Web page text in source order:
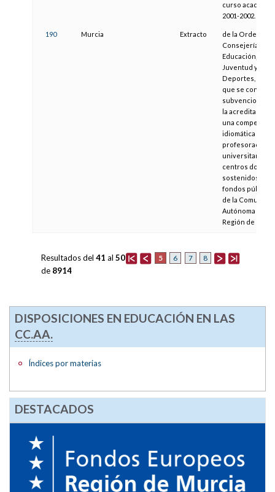
curso
2001-2002.
190 Murcia Extracto
de la Orden de
Consejería de
Educación,
Juventud y
Deportes, por la
que se
subvenciones
la acreditación
una
idiomática del
profesorado no
universitario de
centros
sostenidos con
fondos públicos
de la
Autónoma de la
Región de
5 6 7 8
Resultados del 41 al 50
de 8914
DISPOSICIONES EN EDUCACIÓN EN LAS
CC.AA.
Índices por materias
DESTACADOS